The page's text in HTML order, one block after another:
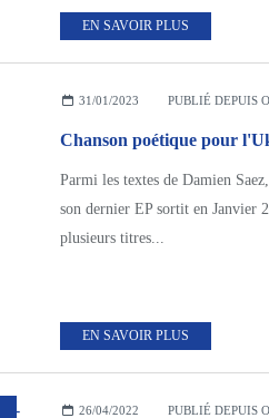
EN SAVOIR PLUS
31/01/2023 PUBLIÉ DEPUIS
Parmi les textes de Damien
son dernier EP sortit en Janvier
plusieurs titres...
EN SAVOIR PLUS
PHOTOGRAPHE26/04/2022 PUBLIÉ DEPUIS